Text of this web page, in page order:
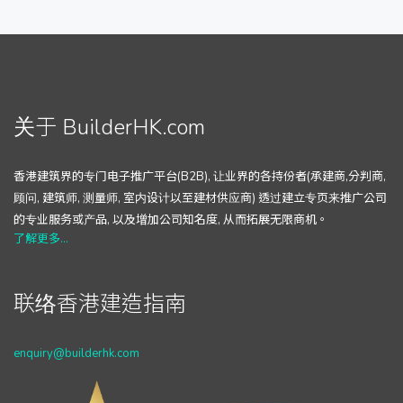
关于 BuilderHK.com
香港建筑界的专门电子推广平台(B2B), 让业界的各持份者(承建商,分判商,
顾问, 建筑师, 测量师, 室内设计以至建材供应商) 透过建立专页来推广公司
的专业服务或产品, 以及增加公司知名度, 从而拓展无限商机。
了解更多...
联络香港建造指南
enquiry@builderhk.com